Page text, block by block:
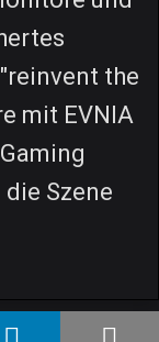
the
mit EVNIA
Szene